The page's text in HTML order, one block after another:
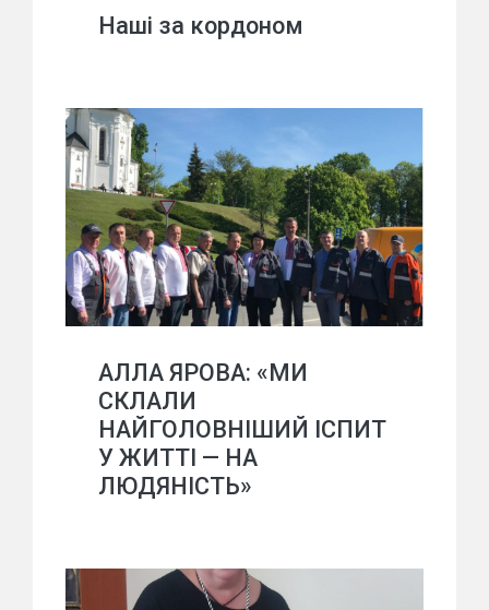
Наші за кордоном
АЛЛА ЯРОВА: «МИ
СКЛАЛИ
НАЙГОЛОВНІШИЙ ІСПИТ
У ЖИТТІ — НА
ЛЮДЯНІСТЬ»